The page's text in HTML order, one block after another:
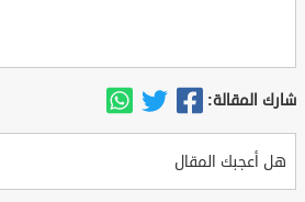
شارك المقالة:
هل أعجبك المقال